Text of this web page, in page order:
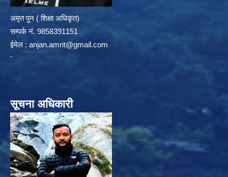
अमृत पुन ( शिक्षा अधिकृत)
सम्पर्क न‌ं. 9858391151
ईमेल : anjan.amrit@gmail.com
सूचना अधिकारी